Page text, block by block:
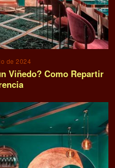
de 2024
Viñedo? Como Repartir